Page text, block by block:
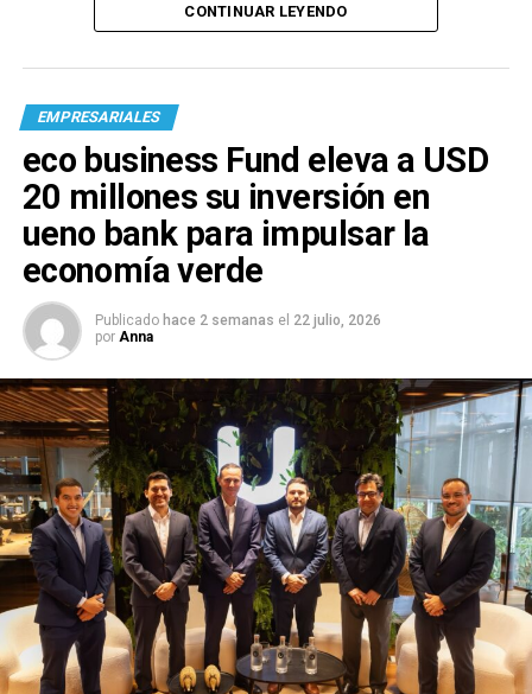
CONTINUAR LEYENDO
EMPRESARIALES
eco business Fund eleva a USD
20 millones su inversión en
ueno bank para impulsar la
economía verde
Publicado hace 2 semanas el 22 julio, 2026
por Anna